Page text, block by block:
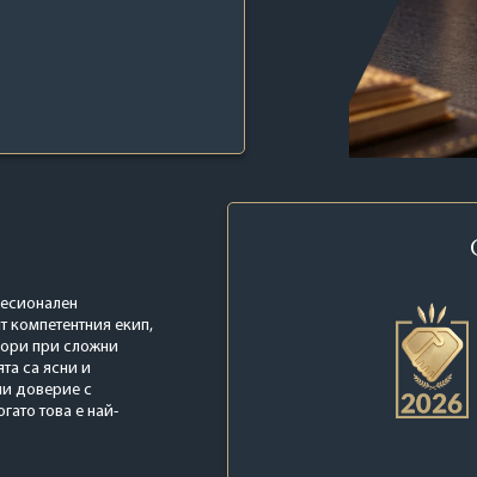
компетентния екип,
при сложни
са ясни и
доверие с
това е най-